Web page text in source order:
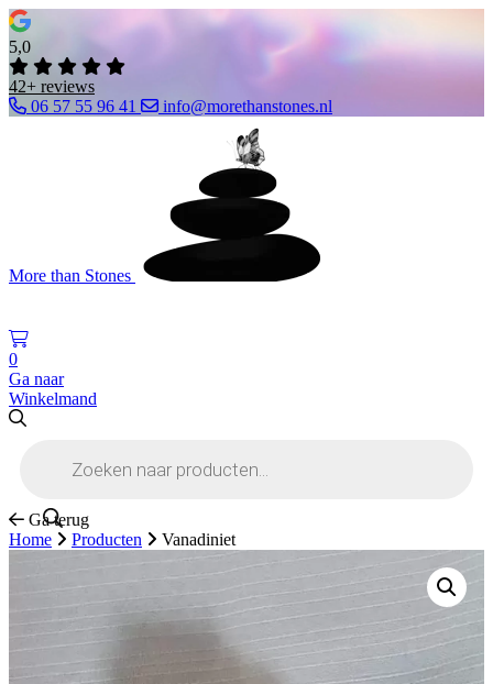
5,0
42+ reviews
06 57 55 96 41
info@morethanstones.nl
More than Stones
0
Ga naar
Winkelmand
Ga terug
Home
Producten Vanadiniet